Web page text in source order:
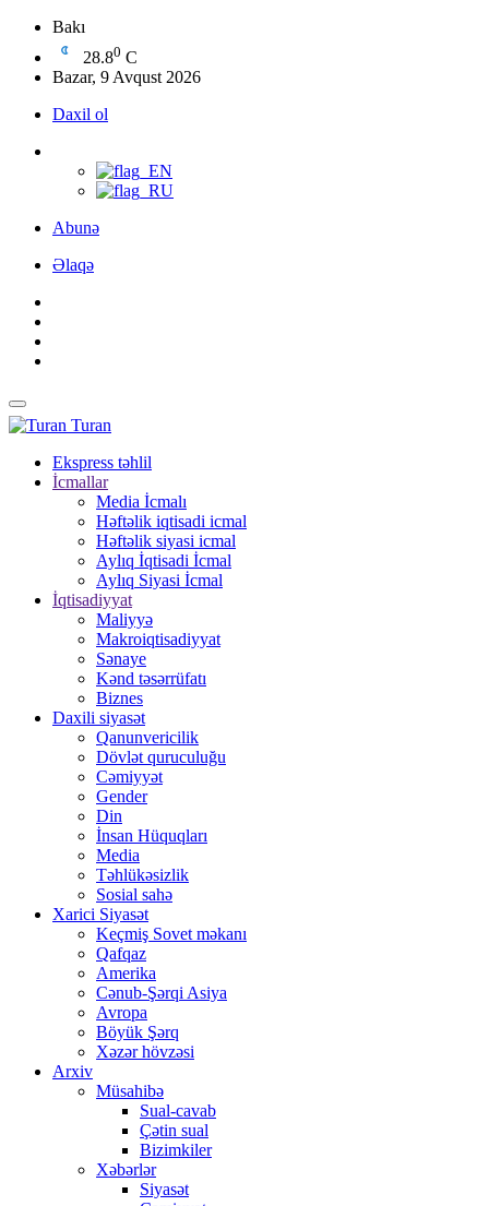
Bakı
28.80 C
Bazar, 9 Avqust 2026
Daxil ol
Abunə
Əlaqə
Turan
Ekspress təhlil
İcmallar
Media İcmalı
Həftəlik iqtisadi icmal
Həftəlik siyasi icmal
Aylıq İqtisadi İcmal
Aylıq Siyasi İcmal
İqtisadiyyat
Maliyyə
Makroiqtisadiyyat
Sənaye
Kənd təsərrüfatı
Biznes
Daxili siyasət
Qanunvericilik
Dövlət quruculuğu
Cəmiyyət
Gender
Din
İnsan Hüquqları
Media
Təhlükəsizlik
Sosial sahə
Xarici Siyasət
Keçmiş Sovet məkanı
Qafqaz
Amerika
Cənub-Şərqi Asiya
Avropa
Böyük Şərq
Xəzər hövzəsi
Arxiv
Müsahibə
Sual-cavab
Çətin sual
Bizimkiler
Xəbərlər
Siyasət